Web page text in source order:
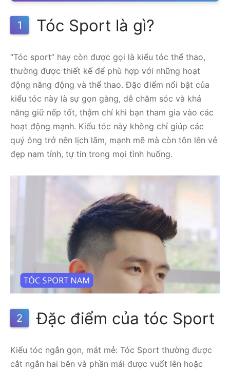
1 Tóc Sport là gì?
“Tóc sport” hay còn được gọi là kiểu tóc thể thao,
thường được thiết kế để phù hợp với những hoạt
động năng động và thể thao. Đặc điểm nổi bật của
kiểu tóc này là sự gọn gàng, dễ chăm sóc và khả
năng giữ nếp tốt, thậm chí khi bạn tham gia vào các
hoạt động mạnh. Kiểu tóc này không chỉ giúp các
quý ông trở nên lịch lãm, mạnh mẽ mà còn tôn lên vẻ
đẹp nam tính, tự tin trong mọi tình huống.
2 Đặc điểm của tóc Sport
Kiểu tóc ngắn gọn, mát mẻ: Tóc Sport thường được
cắt ngắn hai bên và phần mái được vuốt lên hoặc